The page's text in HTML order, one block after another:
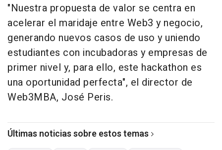
"Nuestra propuesta de valor se centra en
acelerar el maridaje entre Web3 y negocio,
generando nuevos casos de uso y uniendo
estudiantes con incubadoras y empresas de
primer nivel y, para ello, este hackathon es
una oportunidad perfecta", el director de
Web3MBA, José Peris.
Últimas noticias sobre estos temas